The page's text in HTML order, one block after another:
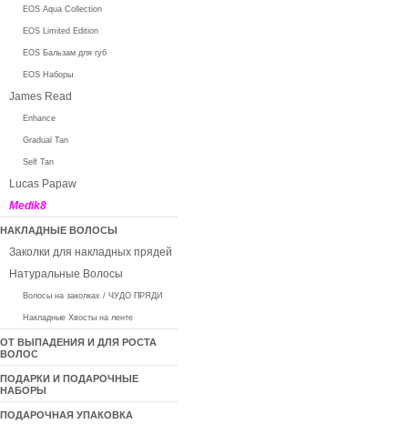
EOS Aqua Collection
EOS Limited Edition
EOS Бальзам для губ
EOS Наборы
James Read
Enhance
Gradual Tan
Self Tan
Lucas Papaw
Medik8
НАКЛАДНЫЕ ВОЛОСЫ
Заколки для накладных прядей
Натуральные Волосы
Волосы на заколках / ЧУДО ПРЯДИ
Накладные Хвосты на ленте
ОТ ВЫПАДЕНИЯ И ДЛЯ РОСТА
ВОЛОС
ПОДАРКИ И ПОДАРОЧНЫЕ
НАБОРЫ
ПОДАРОЧНАЯ УПАКОВКА